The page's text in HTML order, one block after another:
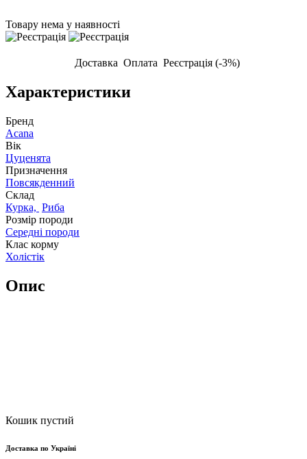
Товару нема у наявності
Доставка Оплата Реєстрація (-3%)
Характеристики
Бренд
Acana
Вік
Цуценята
Призначення
Повсякденний
Склад
Курка, Риба
Розмір породи
Середні породи
Клас корму
Холістік
Опис
Кошик пустий
Доставка по Україні